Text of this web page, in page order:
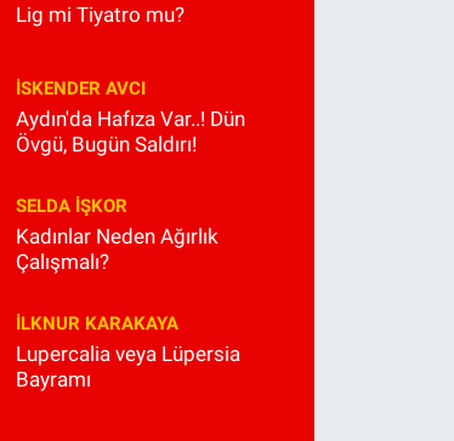
Lig mi Tiyatro mu?
İSKENDER AVCI
Aydın'da Hafıza Var..! Dün
Övgü, Bugün Saldırı!
SELDA İŞKOR
Kadınlar Neden Ağırlık
Çalışmalı?
İLKNUR KARAKAYA
Lupercalia veya Lüpersia
Bayramı